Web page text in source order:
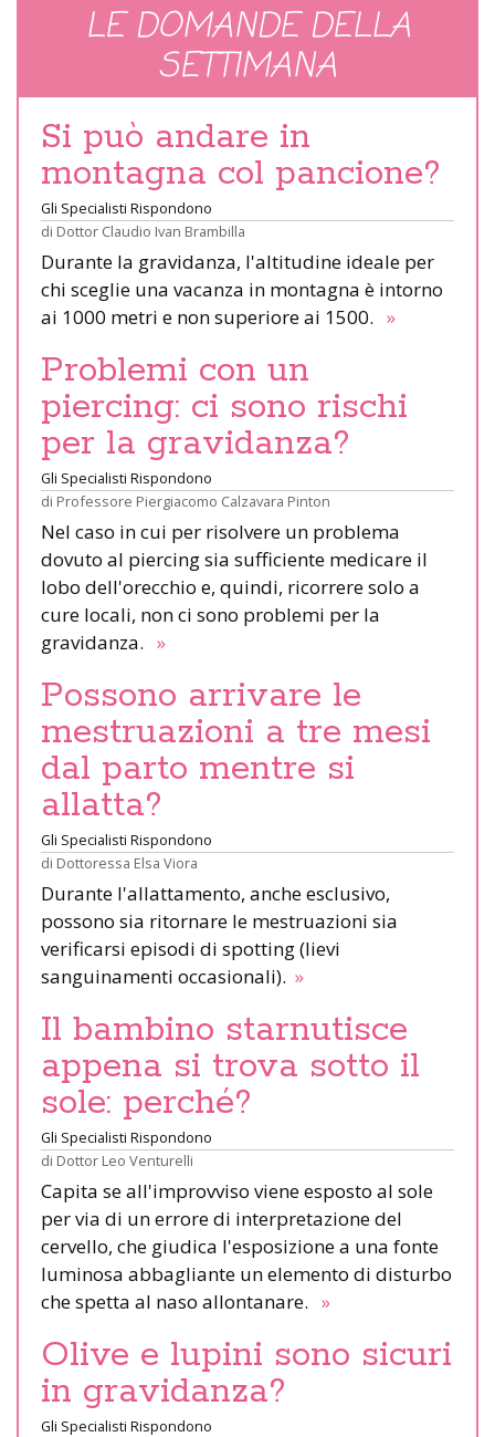
LE DOMANDE DELLA
SETTIMANA
Si può andare in
montagna col pancione?
Gli Specialisti Rispondono
di Dottor Claudio Ivan Brambilla
Durante la gravidanza, l'altitudine ideale per
chi sceglie una vacanza in montagna è intorno
ai 1000 metri e non superiore ai 1500. »
Problemi con un
piercing: ci sono rischi
per la gravidanza?
Gli Specialisti Rispondono
di Professore Piergiacomo Calzavara Pinton
Nel caso in cui per risolvere un problema
dovuto al piercing sia sufficiente medicare il
lobo dell'orecchio e, quindi, ricorrere solo a
cure locali, non ci sono problemi per la
gravidanza. »
Possono arrivare le
mestruazioni a tre mesi
dal parto mentre si
allatta?
Gli Specialisti Rispondono
di Dottoressa Elsa Viora
Durante l'allattamento, anche esclusivo,
possono sia ritornare le mestruazioni sia
verificarsi episodi di spotting (lievi
sanguinamenti occasionali). »
Il bambino starnutisce
appena si trova sotto il
sole: perché?
Gli Specialisti Rispondono
di Dottor Leo Venturelli
Capita se all'improvviso viene esposto al sole
per via di un errore di interpretazione del
cervello, che giudica l'esposizione a una fonte
luminosa abbagliante un elemento di disturbo
che spetta al naso allontanare. »
Olive e lupini sono sicuri
in gravidanza?
Gli Specialisti Rispondono